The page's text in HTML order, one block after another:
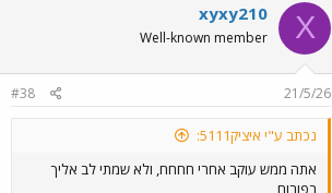
X
xyxy210
Well-known member
21/5/26
#38
נכתב ע"י איציק5111:
אתה ממש עוקב אחרי חחחח, ולא שמתי לב אליך